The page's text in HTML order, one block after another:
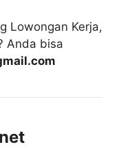
Lowongan Kerja,
Anda bisa